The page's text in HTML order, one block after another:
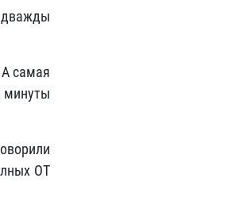
дважды
самая
минуты
ОТ